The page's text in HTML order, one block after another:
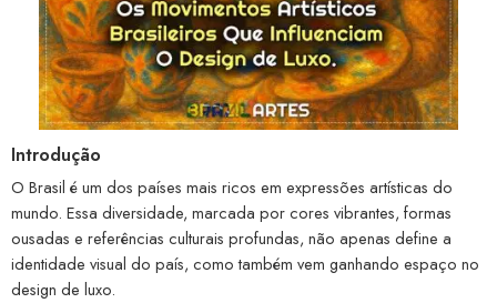
Introdução
O Brasil é um dos países mais ricos em expressões artísticas do
mundo. Essa diversidade, marcada por cores vibrantes, formas
ousadas e referências culturais profundas, não apenas define a
identidade visual do país, como também vem ganhando espaço no
design de luxo.